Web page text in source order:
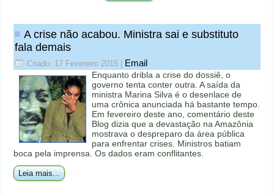
A crise não acabou. Ministra sai e substituto
fala demais
Criado: 17 Fevereiro 2015 Email
Enquanto dribla a crise do dossiê, o
governo tenta conter outra. A saída da
ministra Marina Silva é o desenlace de
uma crônica anunciada há bastante tempo.
Em fevereiro deste ano, comentário deste
Blog dizia que a devastação na Amazônia
mostrava o despreparo da área pública
para enfrentar crises. Ministros batiam
boca pela imprensa. Os dados eram conflitantes.
Leia mais...